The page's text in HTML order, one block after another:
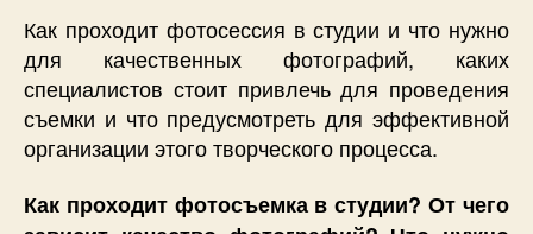
Как проходит фотосессия в студии и что нужно
для качественных фотографий, каких
специалистов стоит привлечь для проведения
съемки и что предусмотреть для эффективной
организации этого творческого процесса.
Как проходит фотосъемка в студии? От чего